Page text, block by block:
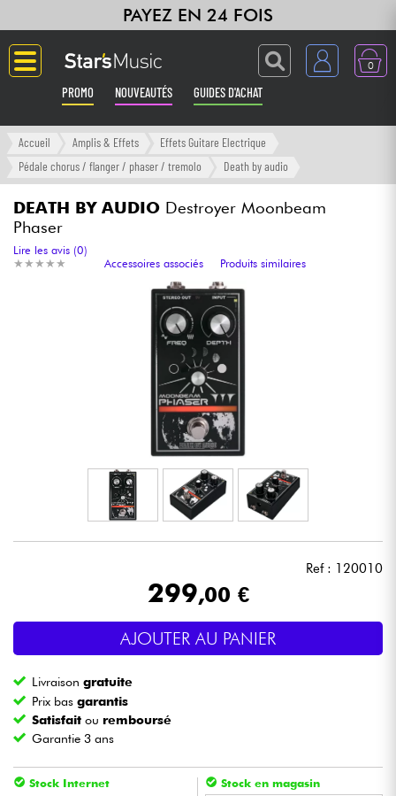
PAYEZ EN 24 FOIS
0
PROMO NOUVEAUTÉS GUIDES D'ACHAT
Langue
Synthés & Sampleurs
Batteries & Percu
Vents
Violons & Quatuor
Eveil Musical
Accueil Amplis & Effets
Effets Guitare Electrique
Pédale chorus / flanger / phaser / tremolo
Death by audio
DEATH BY AUDIO Destroyer Moonbeam
Phaser
★ ★ ★ ★ ★
★ ★ ★ ★ ★
Lire les avis (0)
Accessoires associés
Produits similaires
Ref : 120010
299,00 €
AJOUTER AU PANIER
Livraisongratuite
Prix basgarantis
Satisfait ou remboursé
Garantie 3 ans
Stock Internet
Stock en magasin